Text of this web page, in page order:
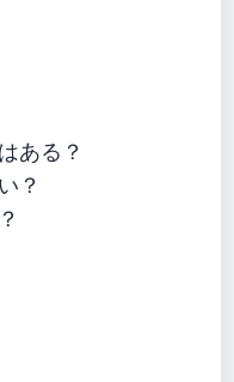
ある？
？